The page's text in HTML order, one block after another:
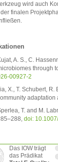
wird auch
finalen
A. S., C.
through
00927-2
X., T. Schubert, R.
adaptation
T. and M.
doi:
Das IOW trägt
das Prädikat